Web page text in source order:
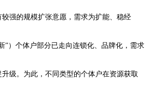
强的规模扩张意愿，需求为扩能、稳经
”）个体户部分已走向连锁化、品牌化，需求
级。为此，不同类型的个体户在资源获取